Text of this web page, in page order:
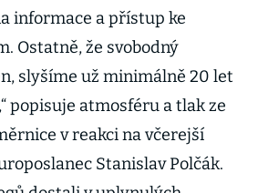
informace a přístup ke
Ostatně, že svobodný
slyšíme už minimálně 20 let
popisuje atmosféru a tlak ze
v reakci na včerejší
Stanislav Polčák.